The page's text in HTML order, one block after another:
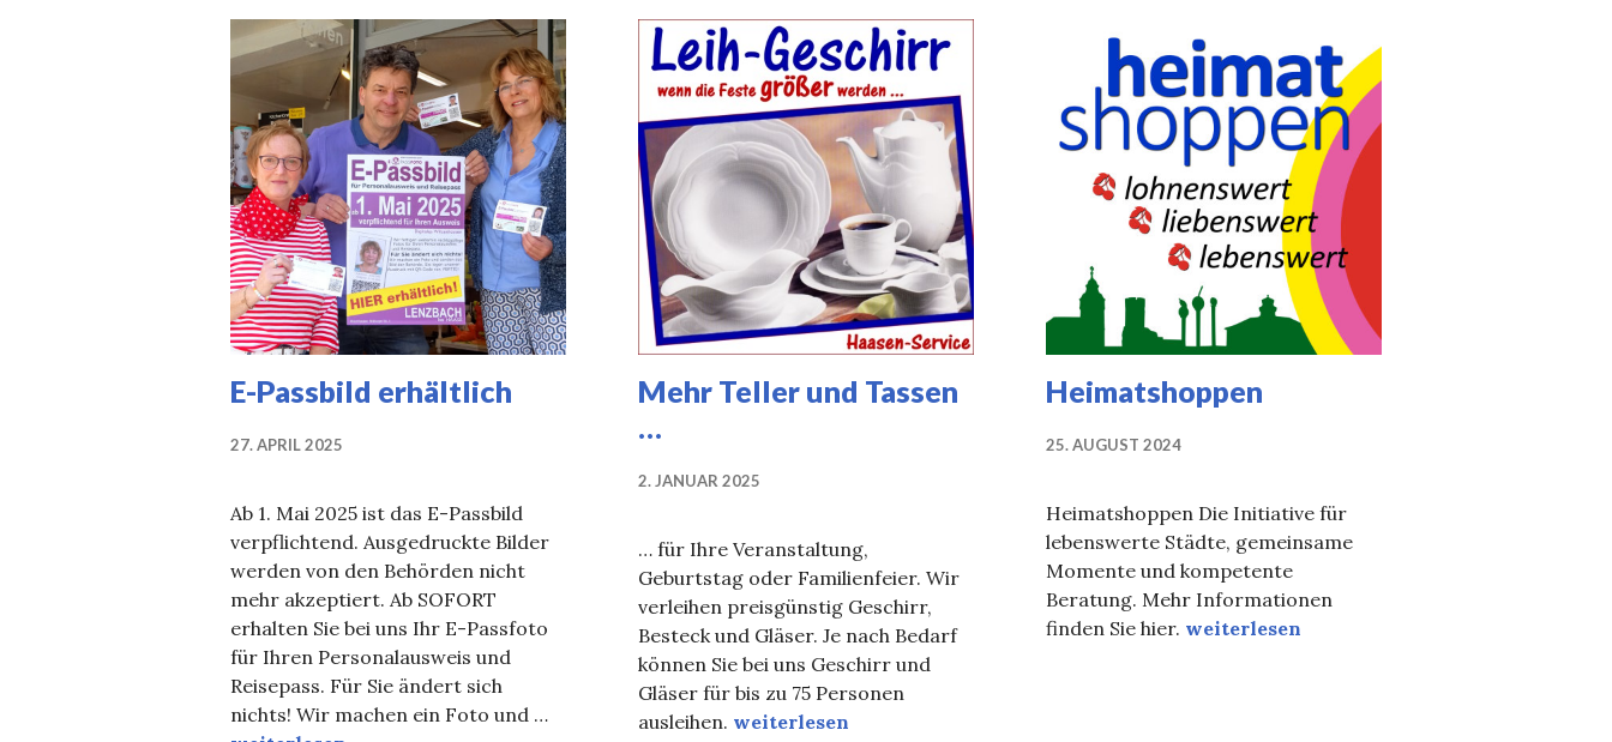
E-Passbild erhältlich
27. APRIL 2025
Ab 1. Mai 2025 ist das E-Passbild
verpflichtend. Ausgedruckte Bilder
werden von den Behörden nicht
mehr akzeptiert. Ab SOFORT
erhalten Sie bei uns Ihr E-Passfoto
für Ihren Personalausweis und
Reisepass. Für Sie ändert sich
nichts! Wir machen ein Foto und …
Mehr Teller und Tassen
…
2. JANUAR 2025
… für Ihre Veranstaltung,
Geburtstag oder Familienfeier. Wir
verleihen preisgünstig Geschirr,
Besteck und Gläser. Je nach Bedarf
können Sie bei uns Geschirr und
Gläser für bis zu 75 Personen
ausleihen. Mehr Teller und Tassen …
weiterlesen
Heimatshoppen
25. AUGUST 2024
Heimatshoppen Die Initiative für
lebenswerte Städte, gemeinsame
Momente und kompetente
Beratung. Mehr Informationen
finden Sie hier. Heimatshoppen
weiterlesen